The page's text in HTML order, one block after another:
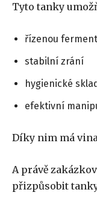
Tyto tanky
řízenou
stabilní zrání
hygienické
efektivní
Díky nim má
A právě
přizpůsobit